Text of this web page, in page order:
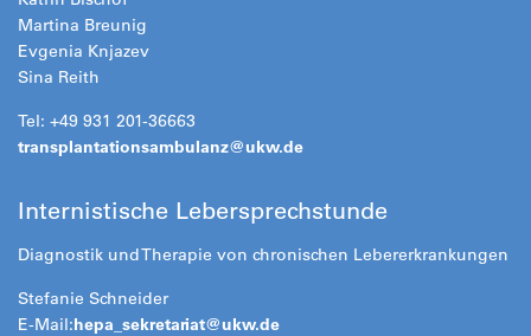
Martina Breunig
Evgenia Knjazev
Sina Reith
Tel: +49 931 201-36663
transplantationsambulanz@ukw.de
Internistische Lebersprechstunde
Diagnostik und Therapie von chronischen Lebererkrankungen
Stefanie Schneider
E-Mail:hepa_sekretariat@ukw.de